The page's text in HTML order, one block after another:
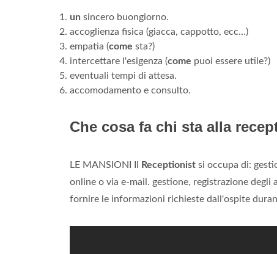
un sincero buongiorno.
accoglienza fisica (giacca, cappotto, ecc…)
empatia (come sta?)
intercettare l'esigenza (come puoi essere utile?)
eventuali tempi di attesa.
accomodamento e consulto.
Che cosa fa chi sta alla
LE MANSIONI Il Receptionist si occupa di:
online o via e-mail. gestione, registrazione degli
fornire le informazioni richieste dall'ospite